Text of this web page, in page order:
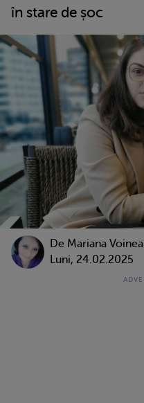
în stare de șoc
De Mariana Voinea
Luni, 24.02.2025